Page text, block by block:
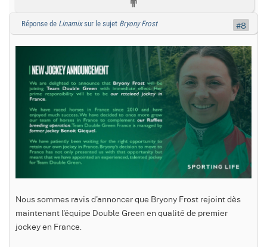
Réponse de Linamixsur le sujet Bryony Frost
Nous sommes ravis d'annoncer que Bryony Frost rejoint dès
maintenant l'équipe Double Green en qualité de premier
jockey en France.
#8